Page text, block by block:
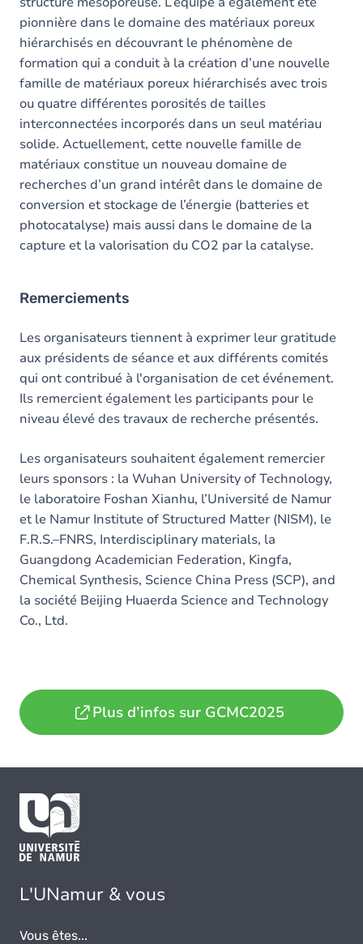
pionnière dans le domaine des matériaux poreux
hiérarchisés en découvrant le phénomène de
formation qui a conduit à la création d’une nouvelle
famille de matériaux poreux hiérarchisés avec trois
ou quatre différentes porosités de tailles
interconnectées incorporés dans un seul matériau
solide. Actuellement, cette nouvelle famille de
matériaux constitue un nouveau domaine de
recherches d’un grand intérêt dans le domaine de
conversion et stockage de l’énergie (batteries et
photocatalyse) mais aussi dans le domaine de la
capture et la valorisation du CO2 par la catalyse.
Remerciements
Les organisateurs tiennent à exprimer leur gratitude
aux présidents de séance et aux différents comités
qui ont contribué à l'organisation de cet événement.
Ils remercient également les participants pour le
niveau élevé des travaux de recherche présentés.
Les organisateurs souhaitent également remercier
leurs sponsors : la Wuhan University of Technology,
le laboratoire Foshan Xianhu, l’Université de Namur
et le Namur Institute of Structured Matter (NISM), le
F.R.S.–FNRS, Interdisciplinary materials, la
Guangdong Academician Federation, Kingfa,
Chemical Synthesis, Science China Press (SCP), and
la société Beijing Huaerda Science and Technology
Co., Ltd.
Plus d’infos sur GCMC2025
L'UNamur & vous
Vous êtes...